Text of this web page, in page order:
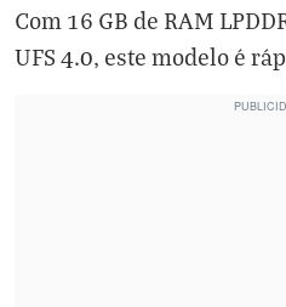
Com 16 GB de RAM
UFS 4.0, este modelo é